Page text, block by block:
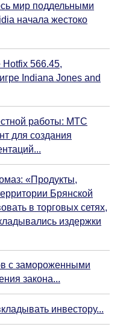
мир поддельными
начала жестоко
Hotfix 566.45,
Indiana Jones and
работы: МТС
для создания
«Продукты,
Брянской
в торговых сетях,
издержки
с замороженными
закона...
инвестору...